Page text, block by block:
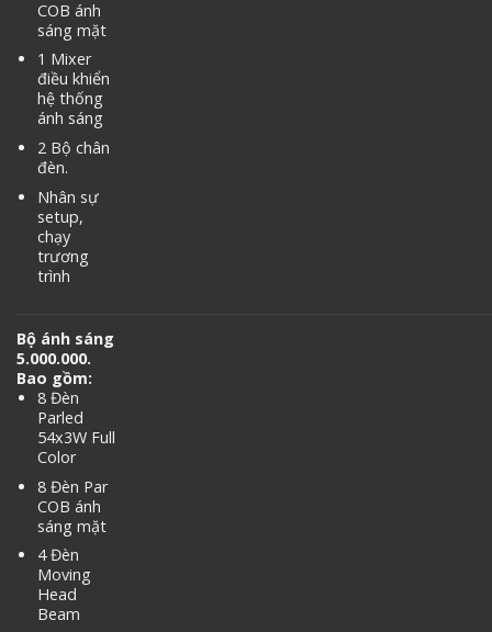
COB ánh
sáng mặt
1 Mixer
điều khiển
hệ thống
ánh sáng
2 Bộ chân
đèn.
Nhân sự
setup,
chạy
trương
trình
Bộ ánh sáng
5.000.000.
Bao gồm:
8 Đèn
Parled
54x3W Full
Color
8 Đèn Par
COB ánh
sáng mặt
4 Đèn
Moving
Head
Beam